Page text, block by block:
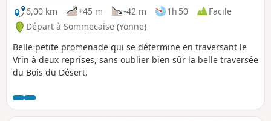
6,00 km
+45 m -42 m 1h 50
Facile
Départ à Sommecaise (Yonne)
Belle petite promenade qui se détermine en traversant le
Vrin à deux reprises, sans oublier bien sûr la belle traversée
du Bois du Désert.